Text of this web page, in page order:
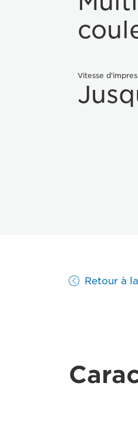
Vitesse
Retour à